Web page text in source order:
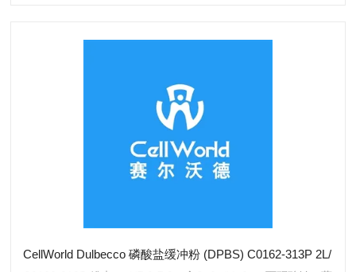
CellWorld Dulbecco 磷酸盐缓冲粉 (DPBS) C0162-313P 2L/